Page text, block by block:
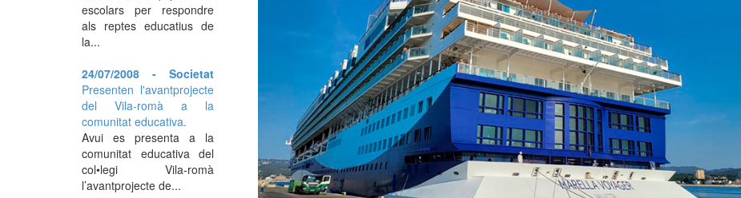
escolars per respondre
als reptes educatius de
la...
24/07/2008 - Societat
Presenten l'avantprojecte
del Vila-romà a la
comunitat educativa.
Avui es presenta a la
comunitat educativa del
col•legi Vila-romà
l’avantprojecte de...